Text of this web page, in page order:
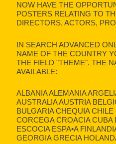
NOW HAVE THE
POSTERS RELATING TO
DIRECTORS, ACTORS,
IN SEARCH ADVANCED
NAME OF THE COUNTRY
THE FIELD "THEME". THE
AVAILABLE:
ALBANIA ALEMANIA
AUSTRALIA AUSTRIA
BULGARIA CHEQUIA
CORCEGA CROACIA CUBA
ESCOCIA ESPA•A
GEORGIA GRECIA